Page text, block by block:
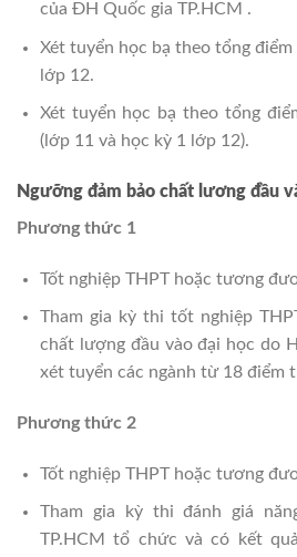
của ĐH Quốc gia TP.HCM .
Xét tuyển học bạ theo tổng
lớp 12.
Xét tuyển học bạ theo tổng
(lớp 11 và học kỳ 1 lớp 12).
Ngưỡng đảm bảo chất lương đầu
Phương thức 1
Tốt nghiệp THPT hoặc tương
Tham gia kỳ thi tốt nghiệp
chất lượng đầu vào đại học do
xét tuyển các ngành từ 18 điểm
Phương thức 2
Tốt nghiệp THPT hoặc tương
Tham gia kỳ thi đánh giá
TP.HCM tổ chức và có kết